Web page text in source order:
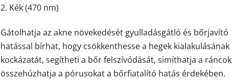
2. Kék (470 nm)
Gátolhatja az akne növekedését gyulladásgátló és bőrjavító
hatással bírhat, hogy csökkenthesse a hegek kialakulásának
kockázatát, segítheti a bőr felszívódását, simíthatja a
összehúzhatja a pórusokat a bőrfiatalító hatás érdekében.